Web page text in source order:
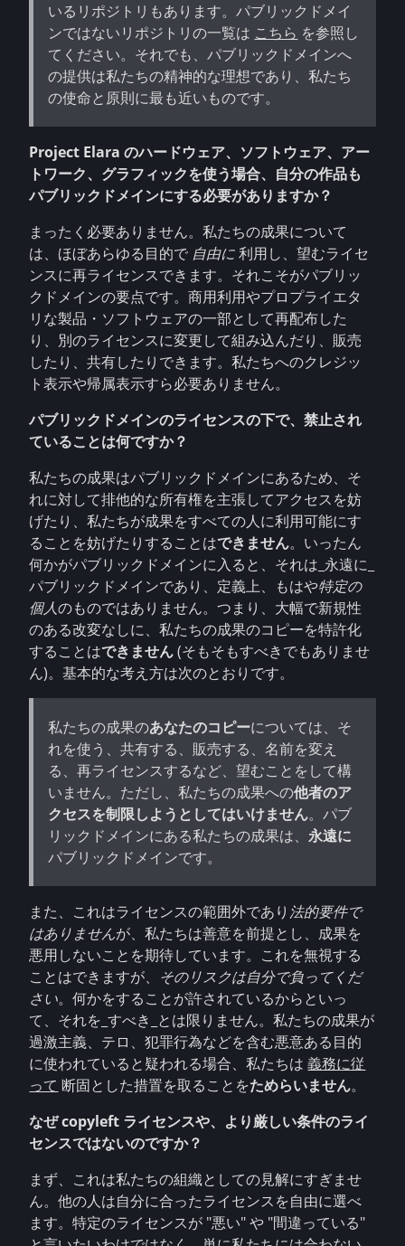
いるリポジトリもあります。パブリックドメイ
ンではないリポジトリの一覧は こちら を参照し
てください。それでも、パブリックドメインへ
の提供は私たちの精神的な理想であり、私たち
の使命と原則に最も近いものです。
Project Elara のハードウェア、ソフトウェア、アー
トワーク、グラフィックを使う場合、自分の作品も
パブリックドメインにする必要がありますか？
まったく必要ありません。私たちの成果について
は、ほぼあらゆる目的で 自由に利用し、望むライセ
ンスに再ライセンスできます。それこそがパブリッ
クドメインの要点です。商用利用やプロプライエタ
リな製品・ソフトウェアの一部として再配布した
り、別のライセンスに変更して組み込んだり、販売
したり、共有したりできます。私たちへのクレジッ
ト表示や帰属表示すら必要ありません。
パブリックドメインのライセンスの下で、禁止され
ていることは何ですか？
私たちの成果はパブリックドメインにあるため、そ
れに対して排他的な所有権を主張してアクセスを妨
げたり、私たちが成果をすべての人に利用可能にす
ることを妨げたりすることはできません。いったん
何かがパブリックドメインに入ると、それは_永遠に_
パブリックドメインであり、定義上、もはや特定の
個人のものではありません。つまり、大幅で新規性
のある改変なしに、私たちの成果のコピーを特許化
することはできません(そもそもすべきでもありませ
ん)。基本的な考え方は次のとおりです。
私たちの成果のあなたのコピーについては、そ
れを使う、共有する、販売する、名前を変え
る、再ライセンスするなど、望むことをして構
いません。ただし、私たちの成果への他者のア
クセスを制限しようとしてはいけません。パブ
リックドメインにある私たちの成果は、永遠に
パブリックドメインです。
また、これはライセンスの範囲外であり 法的要件で
はありませんが、私たちは善意を前提とし、成果を
悪用しないことを期待しています。これを無視する
ことはできますが、 そのリスクは自分で負ってくだ
さい。何かをすることが許されているからといっ
て、それを_すべき_とは限りません。私たちの成果が
過激主義、テロ、犯罪行為などを含む悪意ある目的
に使われていると疑われる場合、私たちは義務に従
って 断固とした措置を取ることをためらいません。
なぜ copyleft ライセンスや、より厳しい条件のライ
センスではないのですか？
まず、これは私たちの組織としての見解にすぎませ
ん。他の人は自分に合ったライセンスを自由に選べ
ます。特定のライセンスが "悪い" や "間違っている"